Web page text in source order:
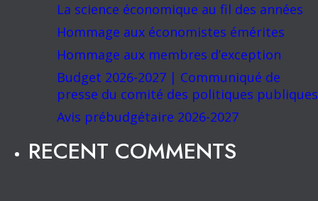
La science économique au fil des années
Hommage aux économistes émérites
Hommage aux membres d’exception
Budget 2026-2027 | Communiqué de
presse du comité des politiques publiques
Avis prébudgétaire 2026-2027
RECENT COMMENTS